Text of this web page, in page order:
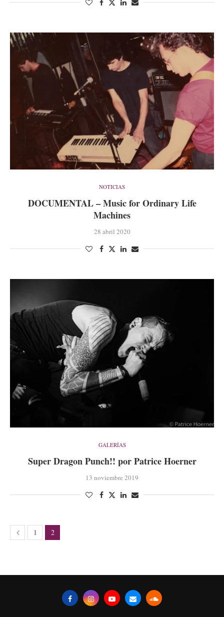
NOTICIAS
DOCUMENTAL – Music for Ordinary Life
Machines
28 abril 2020
GALERÍAS
Super Dragon Punch!! por Patrice Hoerner
13 noviembre 2019
1 2